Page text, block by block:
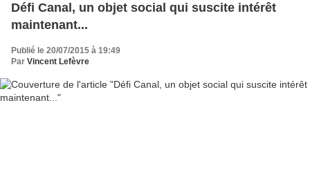
Défi Canal, un objet social qui suscite intérêt
maintenant...
Publié le 20/07/2015 à 19:49
Par Vincent Lefèvre